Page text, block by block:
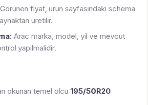
Gorunen fiyat, urun sayfasindaki schema
uretilir.
Arac marka, model, yil ve mevcut
yapilmalidir.
okunan temel olcu 195/50R20